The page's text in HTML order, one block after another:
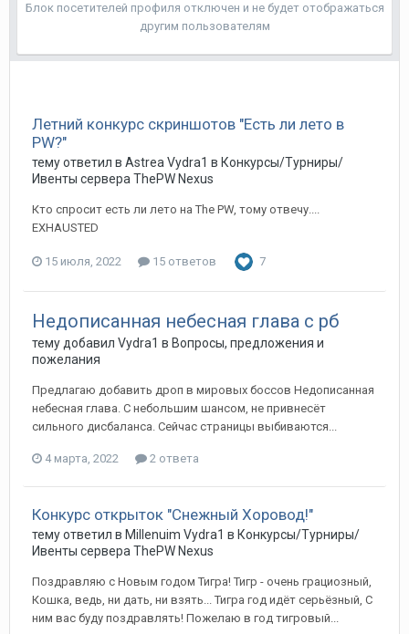
Блок посетителей профиля отключен и не будет отображаться
другим пользователям
Летний конкурс скриншотов "Есть ли лето в
PW?"
тему ответил в Astrea Vydra1 в Конкурсы/Турниры/
Ивенты сервера ThePW Nexus
Кто спросит есть ли лето на The PW, тому отвечу....
EXHAUSTED
15 июля, 2022 15 ответов 7
Недописанная небесная глава с рб
тему добавил Vydra1 в Вопросы, предложения и
пожелания
Предлагаю добавить дроп в мировых боссов Недописанная
небесная глава. С небольшим шансом, не привнесёт
сильного дисбаланса. Сейчас страницы выбиваются...
4 марта, 2022 2 ответа
Конкурс открыток "Снежный Хоровод!"
тему ответил в Millenuim Vydra1 в Конкурсы/Турниры/
Ивенты сервера ThePW Nexus
Поздравляю с Новым годом Тигра! Тигр - очень грациозный,
Кошка, ведь, ни дать, ни взять... Тигра год идёт серьёзный, С
ним вас буду поздравлять! Пожелаю в год тигровый...